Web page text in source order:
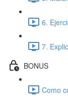
6.
7.
BONUS
Como